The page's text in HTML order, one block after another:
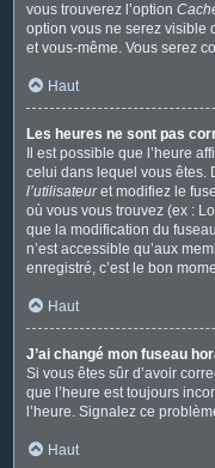
vous trouverez l’option
option vous ne serez visible
et vous-même. Vous serez
Haut
Les heures ne sont pas
Il est possible que l’heure
celui dans lequel vous êtes.
l’utilisateuret modifiez le
où vous vous trouvez (ex :
que la modification du
n’est accessible qu’aux
enregistré, c’est le bon
Haut
J’ai changé mon fuseau
Si vous êtes sûr d’avoir
que l’heure est toujours
l’heure. Signalez ce
Haut